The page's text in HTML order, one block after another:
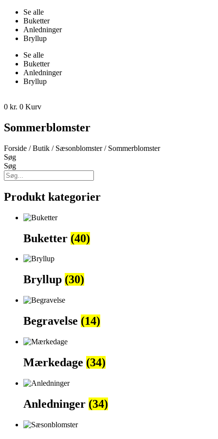
Se alle
Buketter
Anledninger
Bryllup
Se alle
Buketter
Anledninger
Bryllup
0 kr. 0 Kurv
Sommerblomster
Forside /Butik / Sæsonblomster/ Sommerblomster
Søg
Søg
Produkt kategorier
Buketter (40)
Bryllup (30)
Begravelse (14)
Mærkedage (34)
Anledninger (34)